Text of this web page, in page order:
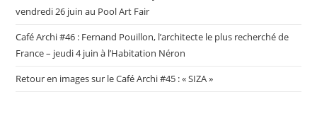
vendredi 26 juin au Pool Art Fair
Café Archi #46 : Fernand Pouillon, l’architecte le plus recherché de
France – jeudi 4 juin à l’Habitation Néron
Retour en images sur le Café Archi #45 : « SIZA »